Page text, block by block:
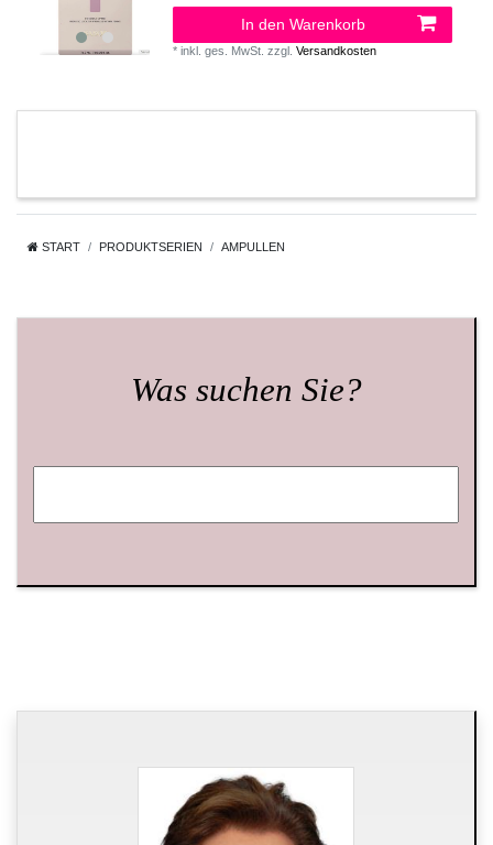
In den Warenkorb
*inkl. ges. MwSt. zzgl.Versandkosten
START PRODUKTSERIEN AMPULLEN
Was suchen Sie?